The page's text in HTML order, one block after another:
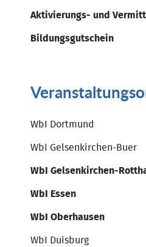
Aktivierungs- und
Bildungsgutschein
WbI Dortmund
WbI Gelsenkirchen-Buer
WbI Gelsenkirchen-
WbI Essen
WbI Oberhausen
WbI Duisburg